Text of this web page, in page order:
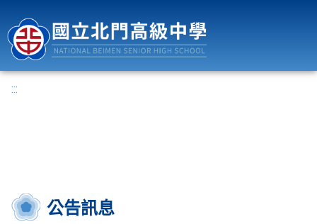
:::
公告訊息